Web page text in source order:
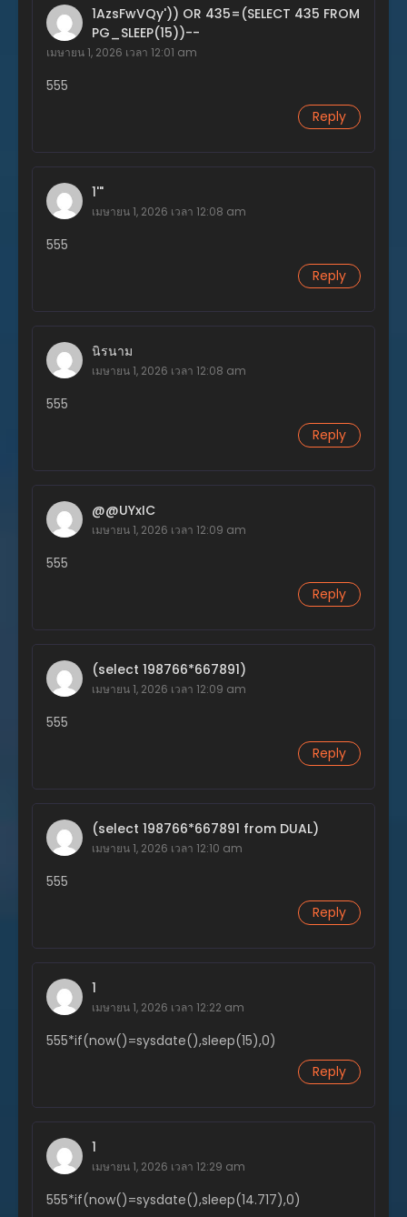
พฤศจิกายน 20, 2023
ตอนที่ 65
พฤศจิกายน 20, 2023
ตอนที่ 62
ตอนที่ 60
พฤศจิกายน 20, 2023
พฤศจิกายน 20, 2023
พฤศจิกายน 20, 2023
พฤศจิกายน 20, 2023
ตอนที่ 54
พฤศจิกายน 20, 2023
ตอนที่ 53
พฤศจิกายน 20, 2023
ตอนที่ 51
พฤศจิกายน 20, 2023
ตอนที่ 50
ตอนที่ 48
พฤศจิกายน 20, 2023
ตอนที่ 47
ตอนที่ 46
พฤศจิกายน 20, 2023
ตอนที่ 45
1AzsFwVQy')) OR 435=(SELECT 435 FROM
PG_SLEEP(15))--
เมษายน 1, 2026 เวลา 12:01 am
555
Reply
1'"
เมษายน 1, 2026 เวลา 12:08 am
555
Reply
นิรนาม
เมษายน 1, 2026 เวลา 12:08 am
555
Reply
@@UYxIC
เมษายน 1, 2026 เวลา 12:09 am
555
Reply
(select 198766*667891)
เมษายน 1, 2026 เวลา 12:09 am
555
Reply
(select 198766*667891 from DUAL)
เมษายน 1, 2026 เวลา 12:10 am
555
Reply
1
เมษายน 1, 2026 เวลา 12:22 am
555*if(now()=sysdate(),sleep(15),0)
Reply
1
เมษายน 1, 2026 เวลา 12:29 am
555*if(now()=sysdate(),sleep(14.717),0)